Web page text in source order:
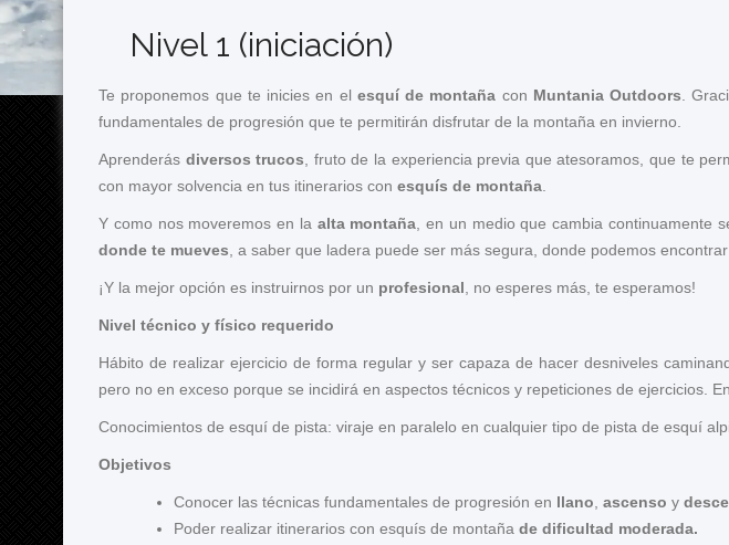
Nivel 1 (iniciación)
Te proponemos que te inicies en el esquí de montaña con Muntania Outdoors .
fundamentales de progresión que te permitirán disfrutar de la montaña en invierno.
Aprenderás diversos trucos , fruto de la experiencia previa que atesoramos, que te
con mayor solvencia en tus itinerarios con esquís de montaña
Y como nos moveremos en la alta montaña , en un medio que cambia
donde te mueves , a saber que ladera puede ser más segura, donde podemos
¡Y la mejor opción es instruirnos por un profesional , no esperes más, te esperamos!
Nivel técnico y físico requerido
Hábito de realizar ejercicio de forma regular y ser capaza de hacer desniveles
pero no en exceso porque se incidirá en aspectos técnicos y repeticiones de ejercicios.
Conocimientos de esquí de pista: viraje en paralelo en cualquier tipo de pista de esquí
Objetivos
Conocer las técnicas fundamentales de progresión en llano ascenso y
Poder realizar itinerarios con esquís de montaña de dificultad moderada.